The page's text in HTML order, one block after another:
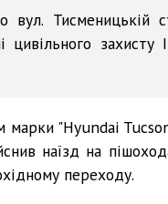
Тисменицькій
захисту
марки "Hyundai
наїзд на
переходу.